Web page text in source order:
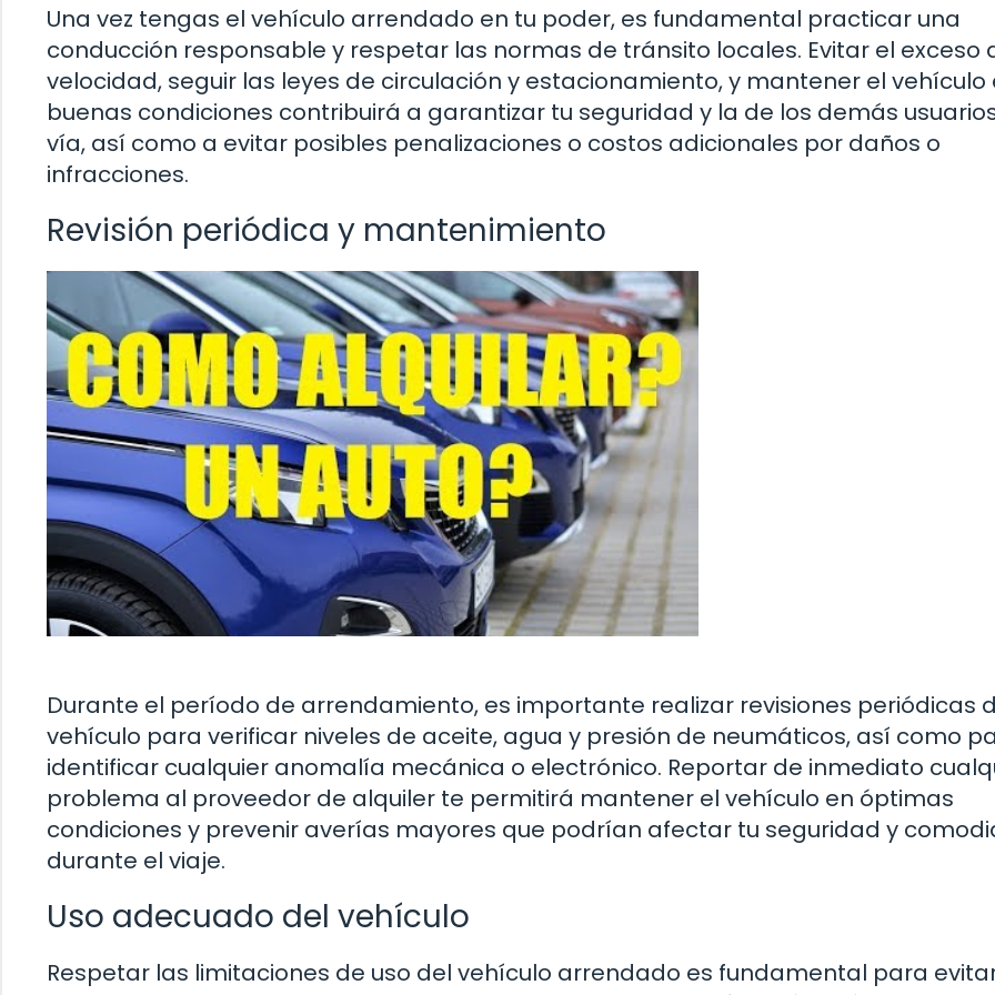
Una vez tengas el vehículo arrendado en tu poder, es fundamental practicar una
conducción responsable y respetar las normas de tránsito locales. Evitar el exceso
velocidad, seguir las leyes de circulación y estacionamiento, y mantener el vehículo
buenas condiciones contribuirá a garantizar tu seguridad y la de los demás
vía, así como a evitar posibles penalizaciones o costos adicionales por daños o
infracciones.
Revisión periódica y mantenimiento
Durante el período de arrendamiento, es importante realizar revisiones periódicas
vehículo para verificar niveles de aceite, agua y presión de neumáticos, así como
identificar cualquier anomalía mecánica o electrónico. Reportar de inmediato
problema al proveedor de alquiler te permitirá mantener el vehículo en óptimas
condiciones y prevenir averías mayores que podrían afectar tu seguridad y
durante el viaje.
Uso adecuado del vehículo
Respetar las limitaciones de uso del vehículo arrendado es fundamental para